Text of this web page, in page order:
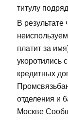
титулу
В результате
платит за
укоротились
кредитных
отделения и
Москве